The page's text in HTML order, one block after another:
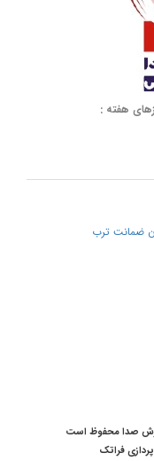
هفته :
صدا محفوظ است
فراتک